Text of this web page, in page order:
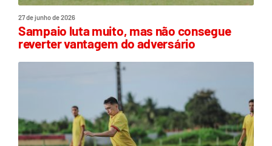
27 de junho de 2026
Sampaio luta muito, mas não consegue
reverter vantagem do adversário